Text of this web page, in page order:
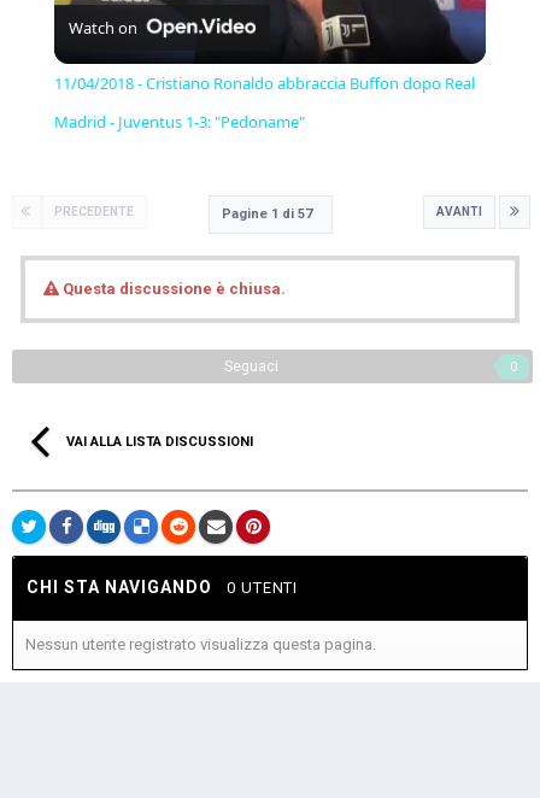
Video
Watch on
11/04/2018 - Cristiano Ronaldo abbraccia Buffon dopo Real
Madrid - Juventus 1-3: "Pedoname"
PRECEDENTE AVANTI
Pagine 1 di 57
Questa discussione è chiusa.
Seguaci 0
VAI ALLA LISTA DISCUSSIONI
CHI STA NAVIGANDO 0 UTENTI
Nessun utente registrato visualizza questa pagina.